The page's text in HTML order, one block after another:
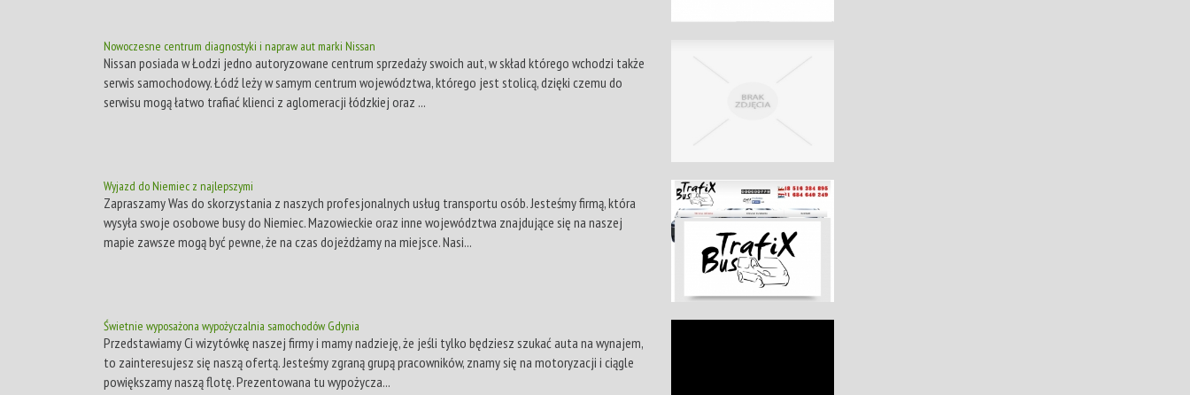
Nowoczesne centrum diagnostyki i napraw aut marki Nissan
Nissan posiada w Łodzi jedno autoryzowane centrum sprzedaży swoich aut, w skład którego wchodzi także
serwis samochodowy. Łódź leży w samym centrum województwa, którego jest stolicą, dzięki czemu do
serwisu mogą łatwo trafiać klienci z aglomeracji łódzkiej oraz ...
Wyjazd do Niemiec z najlepszymi
Zapraszamy Was do skorzystania z naszych profesjonalnych usług transportu osób. Jesteśmy firmą, która
wysyła swoje osobowe busy do Niemiec. Mazowieckie oraz inne województwa znajdujące się na naszej
mapie zawsze mogą być pewne, że na czas dojeżdżamy na miejsce. Nasi...
Świetnie wyposażona wypożyczalnia samochodów Gdynia
Przedstawiamy Ci wizytówkę naszej firmy i mamy nadzieję, że jeśli tylko będziesz szukać auta na wynajem,
to zainteresujesz się naszą ofertą. Jesteśmy zgraną grupą pracowników, znamy się na motoryzacji i ciągle
powiększamy naszą flotę. Prezentowana tu wypożycza...